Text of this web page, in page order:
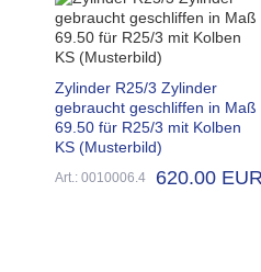
Zylinder R25/3 Zylinder
gebraucht geschliffen in Maß
69.50 für R25/3 mit Kolben
KS (Musterbild)
Art.: 0010006.4 620.00